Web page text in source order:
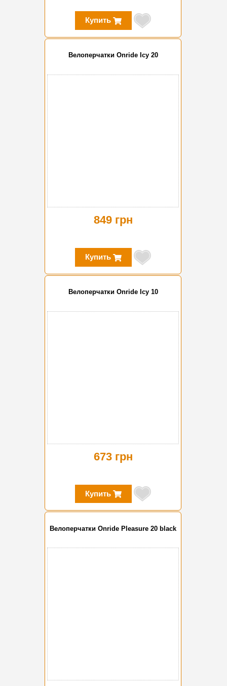
Купить
Велоперчатки Onride Icy 20
849 грн
Купить
Велоперчатки Onride Icy 10
673 грн
Купить
Велоперчатки Onride Pleasure 20 black